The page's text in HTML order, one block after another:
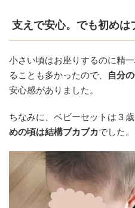
支えで安心。でも初めは
小さい頃はお座りするのに精
ることも多かったので、
自分
安心感がありました。
ちなみに、ベビーセットは３
めの頃は結構ブカブカでした。